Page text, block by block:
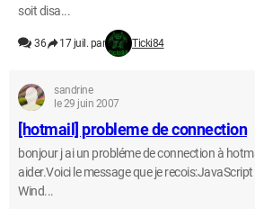
soit disa...
36 17 juil. par Ticki84
sandrine
le 29 juin 2007
[hotmail] probleme de connection
bonjour j ai un probléme de connection à
aider.Voici le message que je
Wind...